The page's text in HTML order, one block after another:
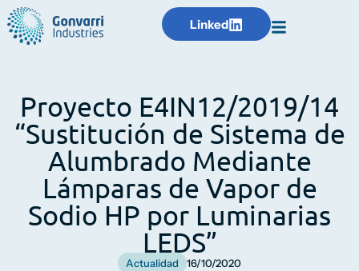
Linked
Proyecto E4IN12/2019/14
“Sustitución de Sistema de
Alumbrado Mediante
Lámparas de Vapor de
Sodio HP por Luminarias
LEDS”
Actualidad 16/10/2020